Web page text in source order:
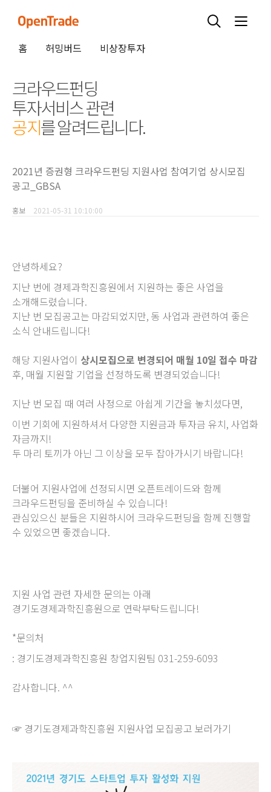
홈 허밍버드 비상장투자
크라우드펀딩
투자서비스 관련
공지를 알려드립니다.
2021년 증권형 크라우드펀딩 지원사업 참여기업 상시모집
공고_GBSA
홍보 2021-05-31 10:10:00
안녕하세요?
지난 번에 경제과학진흥원에서 지원하는 좋은 사업을
소개해드렸습니다.
지난 번 모집공고는 마감되었지만, 동 사업과 관련하여 좋은
소식 안내드립니다!
해당 지원사업이 상시모집으로 변경되어 매월 10일 접수 마감
후, 매월 지원할 기업을 선정하도록 변경되었습니다!
지난 번 모집 때 여러 사정으로 아쉽게 기간을 놓치셨다면,
이번 기회에 지원하셔서 다양한 지원금과 투자금 유치, 사업화
자금까지!
두 마리 토끼가 아닌 그 이상을 모두 잡아가시기 바랍니다!
더불어 지원사업에 선정되시면 오픈트레이드와 함께
크라우드펀딩을 준비하실 수 있습니다!
관심있으신 분들은 지원하시어 크라우드펀딩을 함께 진행할
수 있었으면 좋겠습니다.
지원 사업 관련 자세한 문의는 아래
경기도경제과학진흥원으로 연락부탁드립니다!
*문의처
: 경기도경제과학진흥원 창업지원팀 031-259-6093
감사합니다. ^^
☞ 경기도경제과학진흥원 지원사업 모집공고 보러가기